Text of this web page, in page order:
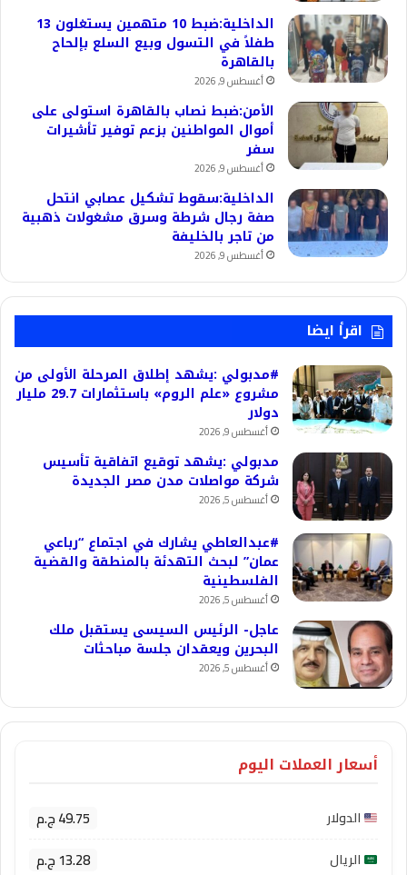
الداخلية:ضبط 10 متهمين يستغلون 13
طفلاً في التسول وبيع السلع بإلحاح
بالقاهرة
أغسطس 9, 2026
الأمن:ضبط نصاب بالقاهرة استولى على
أموال المواطنين بزعم توفير تأشيرات
سفر
أغسطس 9, 2026
الداخلية:سقوط تشكيل عصابي انتحل
صفة رجال شرطة وسرق مشغولات ذهبية
من تاجر بالخليفة
أغسطس 9, 2026
اقرأ ايضا
#مدبولي :يشهد إطلاق المرحلة الأولى من
مشروع «علم الروم» باستثمارات 29.7 مليار
دولار
أغسطس 9, 2026
مدبولي :يشهد توقيع اتفاقية تأسيس
شركة مواصلات مدن مصر الجديدة
أغسطس 5, 2026
#عبدالعاطي يشارك في اجتماع “رباعي
عمان” لبحث التهدئة بالمنطقة والقضية
الفلسطينية
أغسطس 5, 2026
عاجل- الرئيس السيسى يستقبل ملك
البحرين ويعقدان جلسة مباحثات
أغسطس 5, 2026
أسعار العملات اليوم
الدولار 49.75 ج.م
الريال 13.28 ج.م